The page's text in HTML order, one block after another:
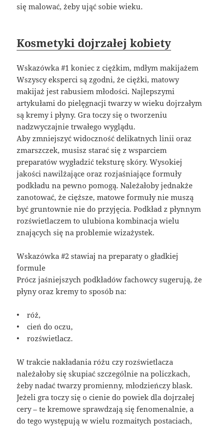
się malować, żeby ująć sobie wieku.
Kosmetyki dojrzałej kobiety
Wskazówka #1 koniec z ciężkim, mdłym makijażem
Wszyscy eksperci są zgodni, że ciężki, matowy
makijaż jest rabusiem młodości. Najlepszymi
artykułami do pielęgnacji twarzy w wieku dojrzałym
są kremy i płyny. Gra toczy się o tworzeniu
nadzwyczajnie trwałego wyglądu.
Aby zmniejszyć widoczność delikatnych linii oraz
zmarszczek, musisz starać się z wsparciem
preparatów wygładzić teksturę skóry. Wysokiej
jakości nawilżające oraz rozjaśniające formuły
podkładu na pewno pomogą. Należałoby jednakże
zanotować, że cięższe, matowe formuły nie muszą
być gruntownie nie do przyjęcia. Podkład z płynnym
rozświetlaczem to ulubiona kombinacja wielu
znających się na problemie wizażystek.
Wskazówka #2 stawiaj na preparaty o gładkiej
formule
Prócz jaśniejszych podkładów fachowcy sugerują, że
płyny oraz kremy to sposób na:
• róż,
• cień do oczu,
• rozświetlacz.
W trakcie nakładania różu czy rozświetlacza
należałoby się skupiać szczególnie na policzkach,
żeby nadać twarzy promienny, młodzieńczy blask.
Jeżeli gra toczy się o cienie do powiek dla dojrzałej
cery – te kremowe sprawdzają się fenomenalnie, a
do tego występują w wielu rozmaitych postaciach,